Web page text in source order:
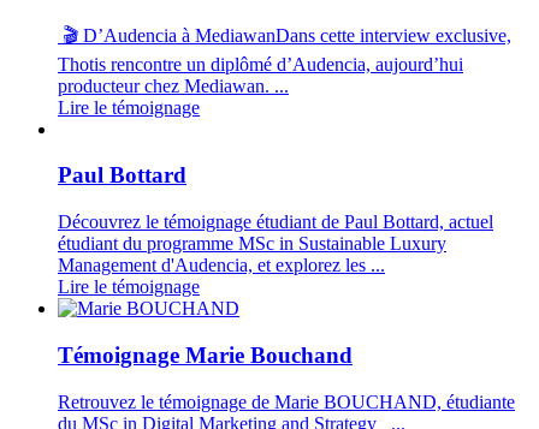
🎬 D’Audencia à MediawanDans cette interview exclusive,
Thotis rencontre un diplômé d’Audencia, aujourd’hui
producteur chez Mediawan. ...
Lire le témoignage
Paul Bottard
Découvrez le témoignage étudiant de Paul Bottard, actuel
étudiant du programme MSc in Sustainable Luxury
Management d'Audencia, et explorez les ...
Lire le témoignage
Témoignage Marie Bouchand
Retrouvez le témoignage de Marie BOUCHAND, étudiante
du MSc in Digital Marketing and Strategy ...